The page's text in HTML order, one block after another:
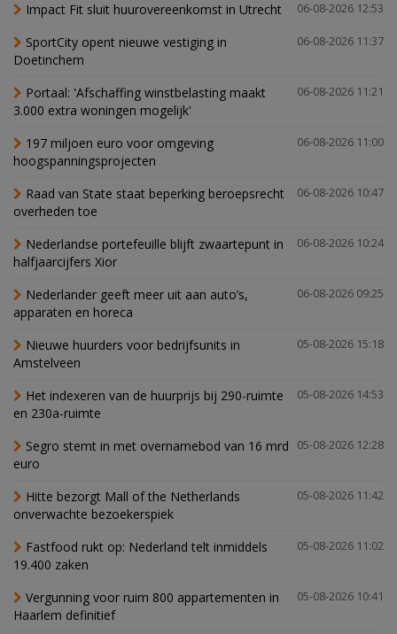
06-08-2026 12:53
Impact Fit sluit huurovereenkomst in Utrecht
06-08-2026 11:37
SportCity opent nieuwe vestiging in
Doetinchem
06-08-2026 11:21
Portaal: 'Afschaffing winstbelasting maakt
3.000 extra woningen mogelijk'
06-08-2026 11:00
197 miljoen euro voor omgeving
hoogspanningsprojecten
06-08-2026 10:47
Raad van State staat beperking beroepsrecht
overheden toe
06-08-2026 10:24
Nederlandse portefeuille blijft zwaartepunt in
halfjaarcijfers Xior
06-08-2026 09:25
Nederlander geeft meer uit aan auto’s,
apparaten en horeca
05-08-2026 15:18
Nieuwe huurders voor bedrijfsunits in
Amstelveen
05-08-2026 14:53
Het indexeren van de huurprijs bij 290-ruimte
en 230a-ruimte
05-08-2026 12:28
Segro stemt in met overnamebod van 16 mrd
euro
05-08-2026 11:42
Hitte bezorgt Mall of the Netherlands
onverwachte bezoekerspiek
05-08-2026 11:02
Fastfood rukt op: Nederland telt inmiddels
19.400 zaken
05-08-2026 10:41
Vergunning voor ruim 800 appartementen in
Haarlem definitief